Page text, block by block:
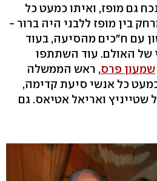
גם מופז, ואיתו כמעט כל
בין מופז ללבני היה ברור -
עם ח"כים מהסיעה, בעוד
של האולם. עוד השתתפו
שמעון פרס, ראש הממשלה
כל אנשי סיעת קדימה,
שטייניץ ואריאל אטיאס. גם